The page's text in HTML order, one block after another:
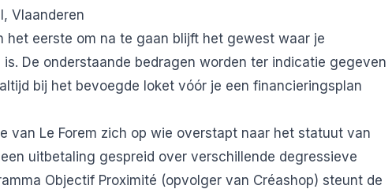
Vlaanderen
het eerste om na te gaan blijft het gewest waar je
De onderstaande bedragen worden ter indicatie gegeven
bij het bevoegde loket vóór je een financieringsplan
van Le Forem zich op wie overstapt naar het statuut van
uitbetaling gespreid over verschillende degressieve
Objectif Proximité (opvolger van Créashop) steunt de